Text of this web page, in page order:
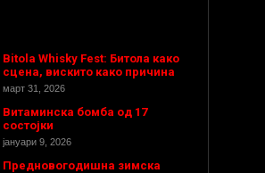
Bitola Whisky Fest: Битола како
сцена, вискито како причина
март 31, 2026
Витаминска бомба од 17
состојки
јануари 9, 2026
Предновогодишнa зимска